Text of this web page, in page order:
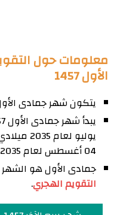
معلومات حول
الأول 1457
يتكون شهر جمادى الأول 1457 هجرية من 30
يوليو
04 أغسطس لعام 2035 ميلادي.
جمادى الأول هو
التقويم الهجري.